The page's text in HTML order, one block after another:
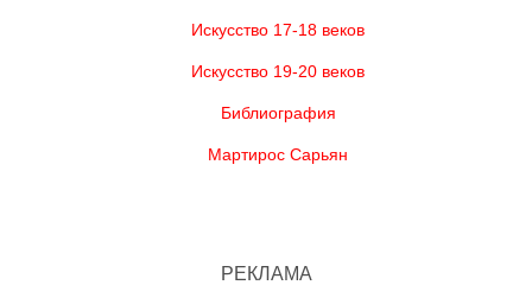
Искусство 17-18 веков
Искусство 19-20 веков
Библиография
Мартирос Сарьян
РЕКЛАМА